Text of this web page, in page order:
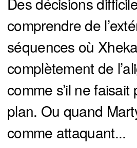
comprendre de
séquences où
complètement de
comme s’il ne
plan. Ou quand
comme attaquant...